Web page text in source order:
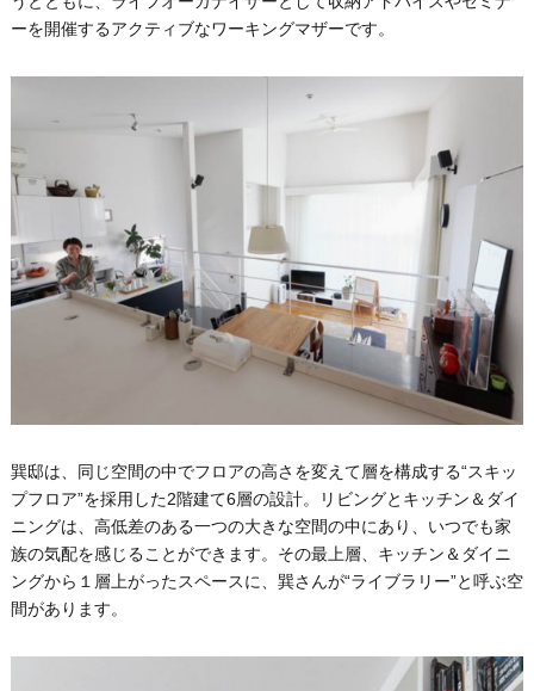
ーを開催するアクティブなワーキングマザーです。
巽邸は、同じ空間の中でフロアの高さを変えて層を構成する“スキッ
プフロア”を採用した2階建て6層の設計。リビングとキッチン＆ダイ
ニングは、高低差のある一つの大きな空間の中にあり、いつでも家
族の気配を感じることができます。その最上層、キッチン＆ダイニ
ングから１層上がったスペースに、巽さんが“ライブラリー”と呼ぶ空
間があります。